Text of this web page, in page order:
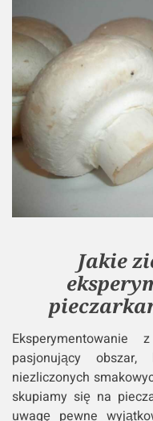
Jakie
pasjonujący
niezliczonych
skupiamy się na
uwagę pewne